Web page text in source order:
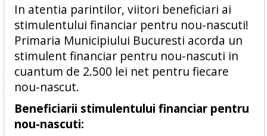
In atentia parintilor, viitori beneficiari ai
stimulentului financiar pentru nou-nascuti!
Primaria Municipiului Bucuresti acorda un
stimulent financiar pentru nou-nascuti in
cuantum de 2.500 lei net pentru fiecare
nou-nascut.
Beneficiarii stimulentului financiar pentru
nou-nascuti: